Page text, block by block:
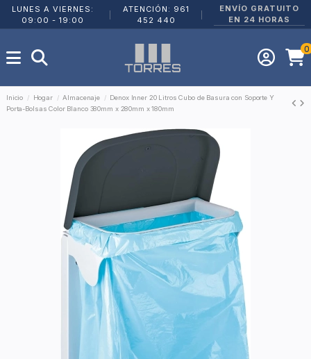
LUNES A VIERNES:
09:00 - 19:00
ATENCIÓN: 961
452 440
ENVÍO GRATUITO
EN 24 HORAS
0
Inicio Hogar Almacenaje
Denox Inner 20 Litros Cubo de Basura con Soporte Y
Porta-Bolsas Color Blanco 380mm x 280mm x 180mm